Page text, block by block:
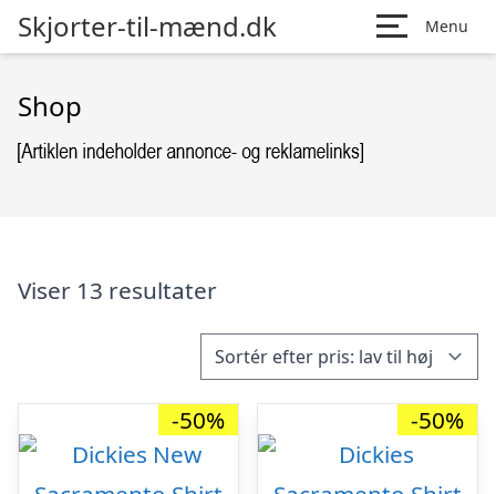
Skjorter-til-mænd.dk Menu
Shop
Viser 13 resultater
-50% -50%